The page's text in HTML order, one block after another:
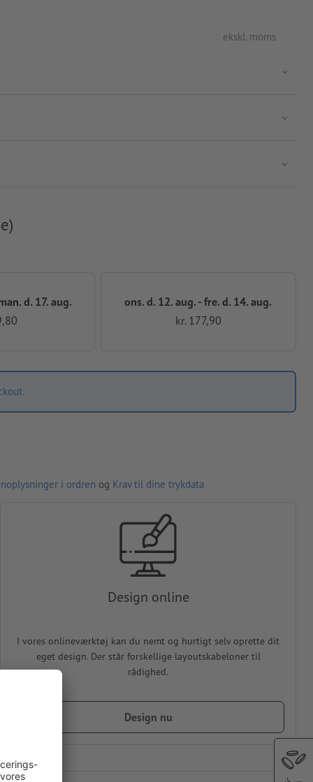
ekskl. moms
d. 17. aug.
ons. d. 12. aug. - fre. d. 14. aug.
kr. 177,90
i ordren og Krav til dine trykdata
Design online
I vores onlineværktøj kan du nemt og hurtigt selv oprette dit
eget design. Der står forskellige layoutskabeloner til
rådighed.
Design nu